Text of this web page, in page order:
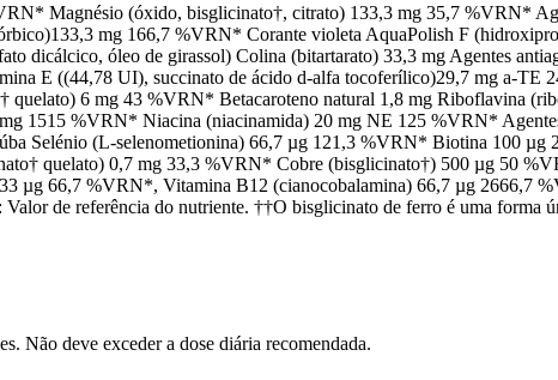
Magnésio (óxido, bisglicinato†, citrato) 133,3 mg 35,7 %VRN*
mg 166,7 %VRN* Corante violeta AquaPolish F
dicálcico, óleo de girassol) Colina (bitartarato) 33,3 mg Agentes
E ((44,78 UI), succinato de ácido d-alfa tocoferílico)29,7 mg a-
quelato) 6 mg 43 %VRN* Betacaroteno natural 1,8 mg Riboflavina
1515 %VRN* Niacina (niacinamida) 20 mg NE 125 %VRN*
Selénio (L-selenometionina) 66,7 µg 121,3 %VRN* Biotina 100
quelato) 0,7 mg 33,3 %VRN* Cobre (bisglicinato†) 500 µg 50
66,7 %VRN*, Vitamina B12 (cianocobalamina) 66,7 µg 2666,7
de referência do nutriente. ††O bisglicinato de ferro é uma forma
Não deve exceder a dose diária recomendada.